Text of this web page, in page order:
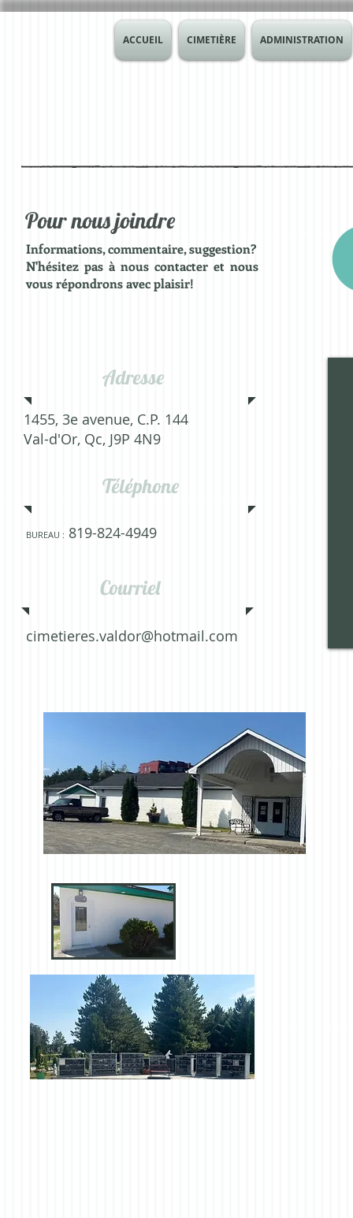
ACCUEIL CIMETIÈRE ADMINISTRATION
Pour nous joindre
Informations, commentaire, suggestion?
N'hésitez pas à nous contacter et nous
vous répondrons avec plaisir!
Adresse
1455, 3e avenue, C.P. 144
Val-d'Or, Qc, J9P 4N9
Téléphone
BUREAU : 819-824-4949
Courriel
cimetieres.valdor@hotmail.com